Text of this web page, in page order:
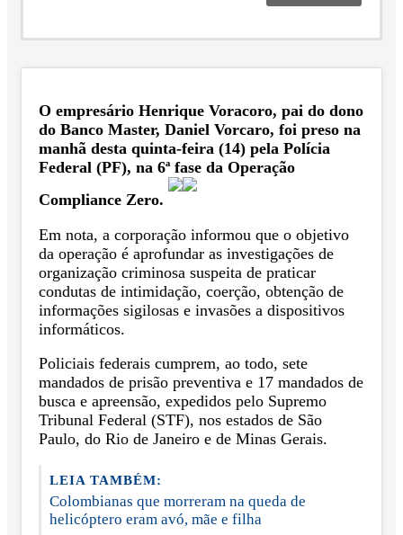
O empresário Henrique Voracoro, pai do dono
do Banco Master, Daniel Vorcaro, foi preso na
manhã desta quinta-feira (14) pela Polícia
Federal (PF), na 6ª fase da Operação
Compliance Zero.
Em nota, a corporação informou que o objetivo
da operação é aprofundar as investigações de
organização criminosa suspeita de praticar
condutas de intimidação, coerção, obtenção de
informações sigilosas e invasões a dispositivos
informáticos.
Policiais federais cumprem, ao todo, sete
mandados de prisão preventiva e 17 mandados de
busca e apreensão, expedidos pelo Supremo
Tribunal Federal (STF), nos estados de São
Paulo, do Rio de Janeiro e de Minas Gerais.
LEIA TAMBÉM:
Colombianas que morreram na queda de
helicóptero eram avó, mãe e filha